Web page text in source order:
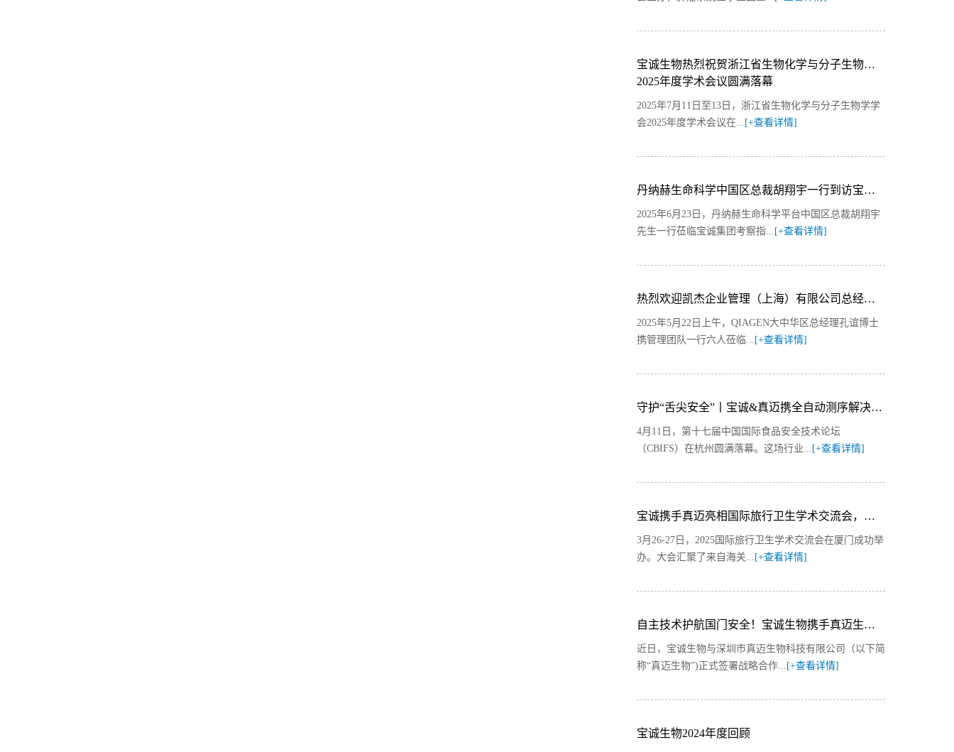
宝诚生物热烈祝贺浙江省生物化学与分子生物学学会
2025年度学术会议圆满落幕
2025年7月11日至13日，浙江省生物化学与分子生物学学
会2025年度学术会议在... [+查看详情]
丹纳赫生命科学中国区总裁胡翔宇一行到访宝诚集团共商生命科学领域战略合作
2025年6月23日，丹纳赫生命科学平台中国区总裁胡翔宇
先生一行莅临宝诚集团考察指... [+查看详情]
热烈欢迎凯杰企业管理（上海）有限公司总经理一行莅临我司指导工作
2025年5月22日上午，QIAGEN大中华区总经理孔谊博士
携管理团队一行六人莅临... [+查看详情]
守护“舌尖安全”丨宝诚&真迈携全自动测序解决方案亮相CBIFS 2025
4月11日，第十七届中国国际食品安全技术论坛
（CBIFS）在杭州圆满落幕。这场行业... [+查看详情]
宝诚携手真迈亮相国际旅行卫生学术交流会，全场景方案筑海关防控与旅行健康安全防线
3月26-27日，2025国际旅行卫生学术交流会在厦门成功举
办。大会汇聚了来自海关... [+查看详情]
自主技术护航国门安全！宝诚生物携手真迈生物共推海关病原检测全基因组解决方案矩阵
近日，宝诚生物与深圳市真迈生物科技有限公司（以下简
称“真迈生物”)正式签署战略合作... [+查看详情]
宝诚生物2024年度回顾